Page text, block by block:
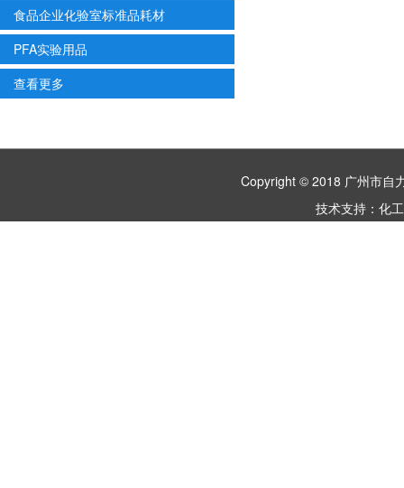
食品企业化验室标准品耗材
PFA实验用品
查看更多
Copyright © 2018 广州市
技术支持： 化